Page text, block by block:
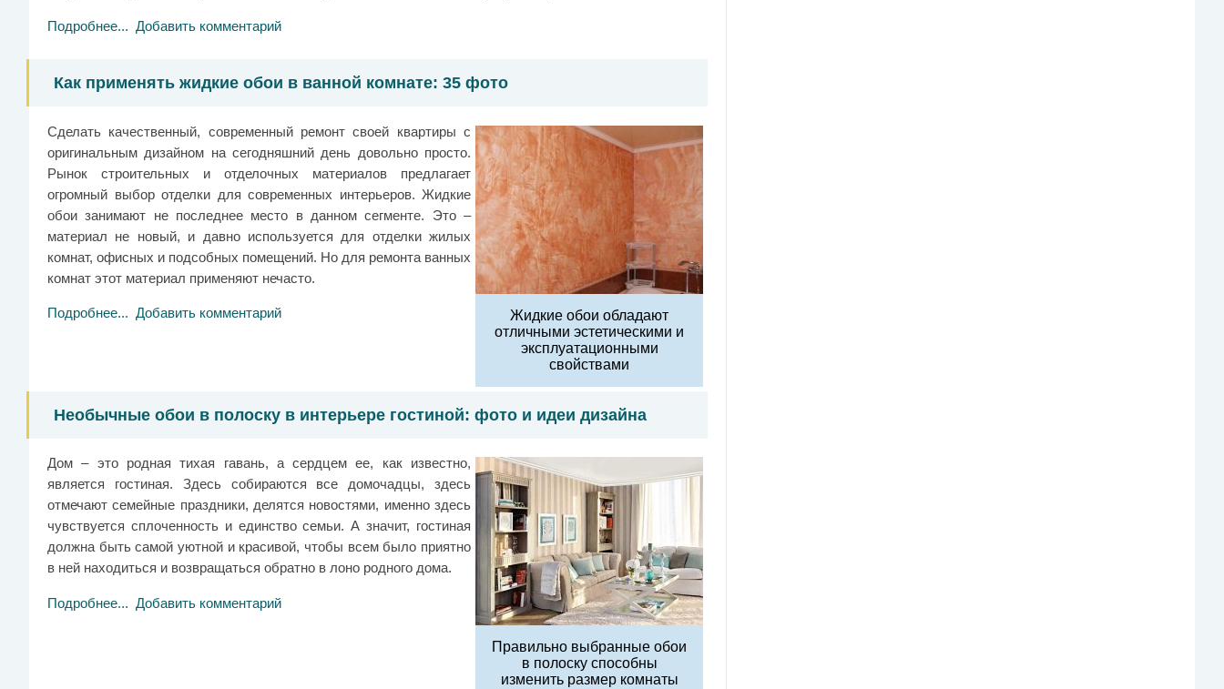
Подробнее... Добавить комментарий
Как применять жидкие обои в ванной комнате: 35 фото
Жидкие обои обладают
отличными эстетическими и
эксплуатационными
свойствами
Сделать качественный, современный ремонт своей квартиры с
оригинальным дизайном на сегодняшний день довольно просто.
Рынок строительных и отделочных материалов предлагает
огромный выбор отделки для современных интерьеров. Жидкие
обои занимают не последнее место в данном сегменте. Это –
материал не новый, и давно используется для отделки жилых
комнат, офисных и подсобных помещений. Но для ремонта ванных
комнат этот материал применяют нечасто.
Подробнее... Добавить комментарий
Необычные обои в полоску в интерьере гостиной: фото и идеи дизайна
Правильно выбранные обои
в полоску способны
изменить размер комнаты
Дом – это родная тихая гавань, а сердцем ее, как известно,
является гостиная. Здесь собираются все домочадцы, здесь
отмечают семейные праздники, делятся новостями, именно здесь
чувствуется сплоченность и единство семьи. А значит, гостиная
должна быть самой уютной и красивой, чтобы всем было приятно
в ней находиться и возвращаться обратно в лоно родного дома.
Подробнее... Добавить комментарий